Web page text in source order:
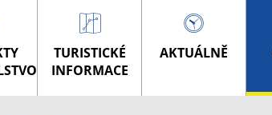
TURISTICKÉ
INFORMACE
AKTUÁLNĚ